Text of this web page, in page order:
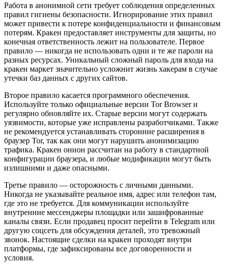
Работа в анонимной сети требует соблюдения определенных
правил гигиены безопасности. Игнорирование этих правил
может привести к потере конфиденциальности и финансовым
потерям. Кракен предоставляет инструменты для защиты, но
конечная ответственность лежит на пользователе. Первое
правило — никогда не использовать одни и те же пароли на
разных ресурсах. Уникальный сложный пароль для входа на
кракен маркет значительно усложнит жизнь хакерам в случае
утечки баз данных с других сайтов.
Второе правило касается программного обеспечения.
Используйте только официальные версии Tor Browser и
регулярно обновляйте их. Старые версии могут содержать
уязвимости, которые уже исправлены разработчиками. Также
не рекомендуется устанавливать сторонние расширения в
браузер Tor, так как они могут нарушить анонимизацию
трафика. Кракен онион рассчитан на работу в стандартной
конфигурации браузера, и любые модификации могут быть
излишними и даже опасными.
Третье правило — осторожность с личными данными.
Никогда не указывайте реальное имя, адрес или телефон там,
где это не требуется. Для коммуникации используйте
внутренние мессенджеры площадки или зашифрованные
каналы связи. Если продавец просит перейти в Telegram или
другую соцсеть для обсуждения деталей, это тревожный
звонок. Настоящие сделки на кракен проходят внутри
платформы, где зафиксированы все договоренности и
условия.